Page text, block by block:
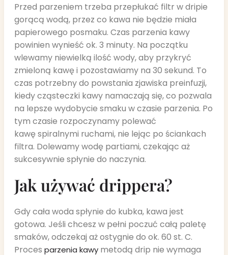
Przed parzeniem trzeba przepłukać filtr w dripie
gorącą wodą, przez co kawa nie będzie miała
papierowego posmaku. Czas parzenia kawy
powinien wynieść ok. 3 minuty. Na początku
wlewamy niewielką ilość wody, aby przykryć
zmieloną kawę i pozostawiamy na 30 sekund. To
czas potrzebny do powstania zjawiska preinfuzji,
kiedy cząsteczki kawy namaczają się, co pozwala
na lepsze wydobycie smaku w czasie parzenia. Po
tym czasie rozpoczynamy polewać
kawę spiralnymi ruchami, nie lejąc po ściankach
filtra. Dolewamy wodę partiami, czekając aż
sukcesywnie spłynie do naczynia.
Jak używać drippera?
Gdy cała woda spłynie do kubka, kawa jest
gotowa. Jeśli chcesz w pełni poczuć całą paletę
smaków, odczekaj aż ostygnie do ok. 60 st. C.
Proces parzenia kawy metodą drip nie wymaga